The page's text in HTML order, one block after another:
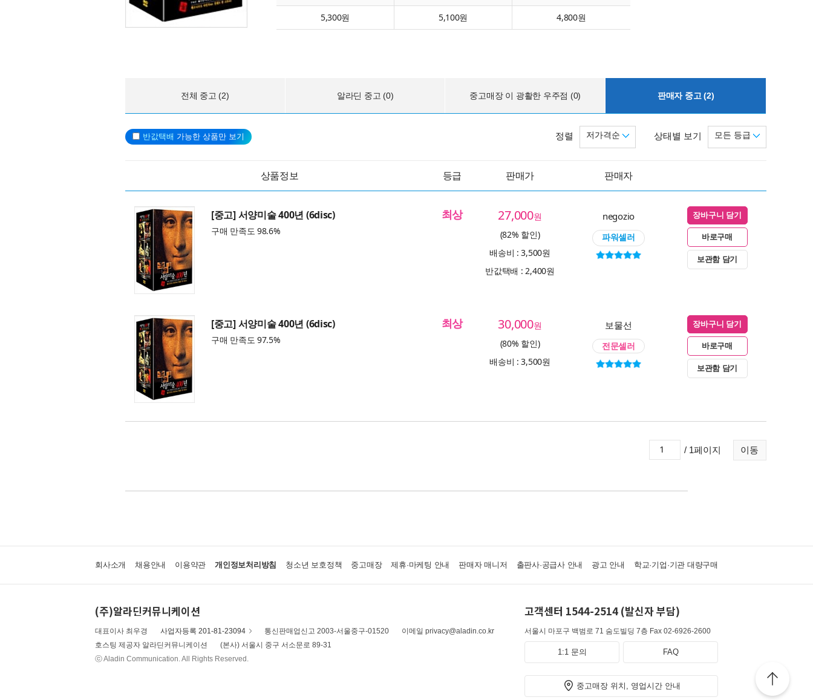
5,300원 5,100원 4,800원
전체 중고 (2) 알라딘 중고 (0) 중고매장 이 광활한 우주점 (0) 판매자 중고 (2)
반값택배 가능한 상품만 보기 상태별 보기 모든 등급
정렬 저가격순
상품정보 등급 판매가 판매자
[중고] 서양미술 400년 (6disc)
구매 만족도 98.6%
최상 27,000원
(82% 할인)
배송비 : 3,500원
반값택배 : 2,400원
negozio
파워셀러
장바구니 담기
바로구매
보관함 담기
[중고] 서양미술 400년 (6disc)
구매 만족도 97.5%
최상 30,000원
(80% 할인)
배송비 : 3,500원
보물선
전문셀러
장바구니 담기
바로구매
보관함 담기
이동
/ 1페이지
회사소개 채용안내 이용약관 개인정보처리방침 청소년 보호정책 중고매장 제휴·마케팅 안내 판매자 매니저 출판사·공급사 안내 광고 안내 학교·기업·기관 대량구매
(주)알라딘커뮤니케이션
대표이사 최우경 사업자등록 201-81-23094 통신판매업신고 2003-서울중구-01520
이메일 privacy@aladin.co.kr
호스팅 제공자 알라딘커뮤니케이션
(본사) 서울시 중구 서소문로 89-31
ⓒ Aladin Communication. All Rights Reserved.
고객센터 1544-2514 (발신자 부담)
서울시 마포구 백범로 71 숨도빌딩 7층 Fax 02-6926-2600
1:1 문의 FAQ
중고매장 위치, 영업시간 안내